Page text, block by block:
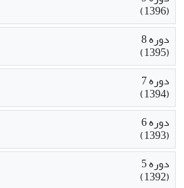
(1396)
دوره 8
(1395)
دوره 7
(1394)
دوره 6
(1393)
دوره 5
(1392)